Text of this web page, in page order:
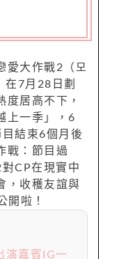
愛大作戰2（모
在7月28日劃
度居高不下，
上一季」，6
結束6個月後
戰：節目過
CP在現實中
，收穫友誼與
開啦！
演嘉賓IG一